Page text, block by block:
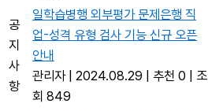
공
지
사
항
일학습병행 외부평가 문제은행 직
업-성격 유형 검사 기능 신규 오픈
안내
관리자
2024.08.29 추천 0
조
회 849